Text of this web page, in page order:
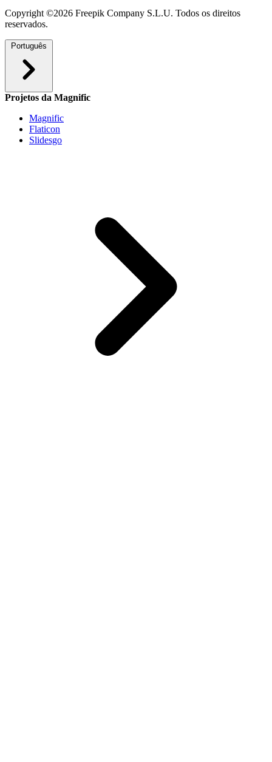
Copyright ©2026 Freepik Company S.L.U. Todos os direitos
reservados.
Português
Projetos da Magnific
Magnific
Flaticon
Slidesgo